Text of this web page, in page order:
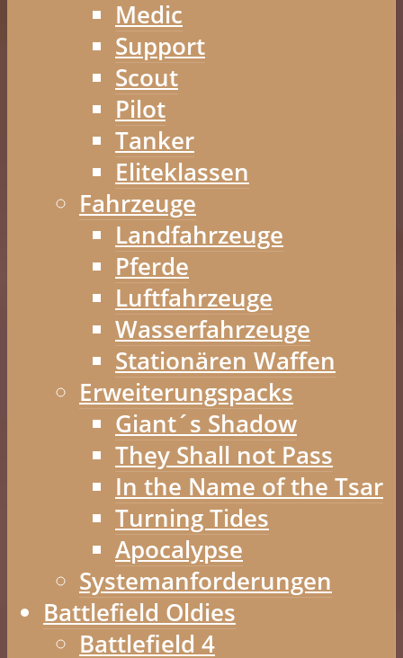
Medic
Support
Scout
Pilot
Tanker
Eliteklassen
Fahrzeuge
Landfahrzeuge
Pferde
Luftfahrzeuge
Wasserfahrzeuge
Stationären Waffen
Erweiterungspacks
Giant´s Shadow
They Shall not Pass
In the Name of the Tsar
Turning Tides
Apocalypse
Systemanforderungen
Battlefield Oldies
Battlefield 4